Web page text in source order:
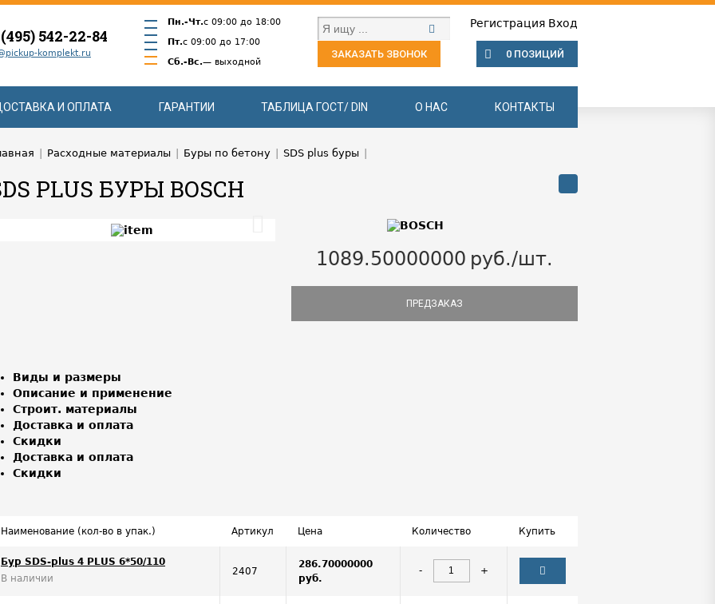
542-22-84
komplekt.ru
Пн.-Чт.с 09:00 до 18:00
Пт.с 09:00 до 17:00
Сб.-Вс.— выходной
Регистрация Вход
ЗАКАЗАТЬ ЗВОНОК 0 ПОЗИЦИЙ
И ОПЛАТА ГАРАНТИИ ТАБЛИЦА ГОСТ/ DIN О НАС КОНТАКТЫ
Расходные материалы Буры по бетону SDS plus буры
PLUS БУРЫ BOSCH
1089.50000000 руб./шт.
ПРЕДЗАКАЗ
Виды и размеры
Описание и применение
Строит. материалы
Доставка и оплата
Скидки
Доставка и оплата
Скидки
Наименование (кол-во в упак.) Артикул Цена Количество Купить
Бур SDS-plus 4 PLUS 6*50/110
В наличии
2407
286.70000000
руб.
- +